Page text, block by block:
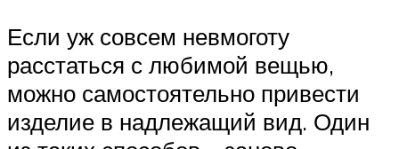
Если уж совсем невмоготу
расстаться с любимой вещью,
можно самостоятельно привести
изделие в надлежащий вид. Один